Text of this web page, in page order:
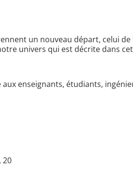
un nouveau départ, celui
univers qui est décrite dans
enseignants, étudiants,
20